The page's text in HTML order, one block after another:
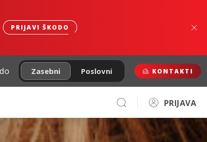
PRIJAVI ŠKODO
Zasebni Poslovni KONTAKTI
PRIJAVA